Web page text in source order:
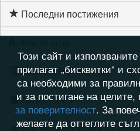
Последни постижения
Хронология на игри
Активност
Този сайт и
прилагат „бисквитки“ и
са необходими за
и за постигане на целите,
за поверителност. За
желаете да оттеглите